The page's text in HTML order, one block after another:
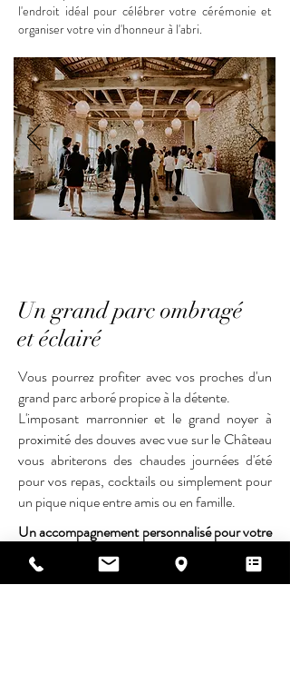
l'endroit idéal pour célébrer votre cérémonie et
organiser votre vin d'honneur à l'abri.
Un grand parc ombragé
etéclairé
Vous pourrez profiter avec vos proches d'un
grand parc arboré propice à la détente.
L'imposant marronnier et le grand noyer à
proximité des douves avec vue sur le Château
vous abriterons des chaudes journées d'été
pour vos repas, cocktails ou simplement pour
un pique nique entre amis ou en famille.
Un accompagnement personnalisé pour votre
mariage
au cœur du Périgord
Rebecca et Cyril, les propriétaires, vous